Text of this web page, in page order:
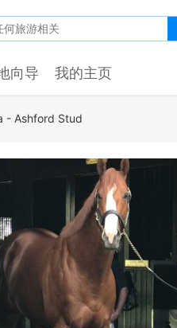
向导 我的主页
- Ashford Stud